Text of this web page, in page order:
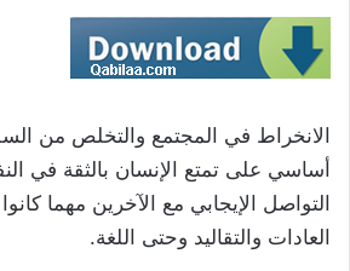
الانخراط في المجتمع والتخلص من
أساسي على تمتع الإنسان بالثقة في
التواصل الإيجابي مع الآخرين مهما
العادات والتقاليد وحتى اللغة.